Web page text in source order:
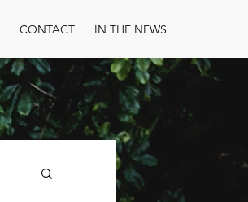
CONTACT IN THE NEWS